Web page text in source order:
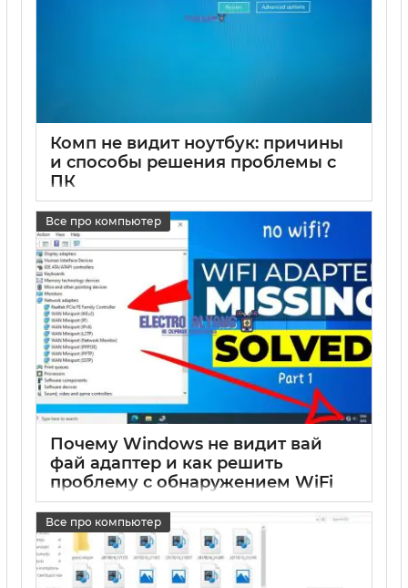
Комп не видит ноутбук: причины
и способы решения проблемы с
ПК
17 05 2025 0
Все про компьютер
Почему Windows не видит вай
фай адаптер и как решить
проблему с обнаружением WiFi
адаптера
17 05 2025 0
Все про компьютер